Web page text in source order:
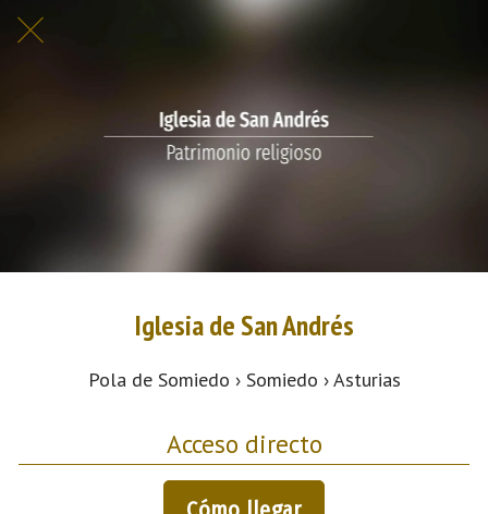
Iglesia de San Andrés
Pola de Somiedo › Somiedo › Asturias
Acceso directo